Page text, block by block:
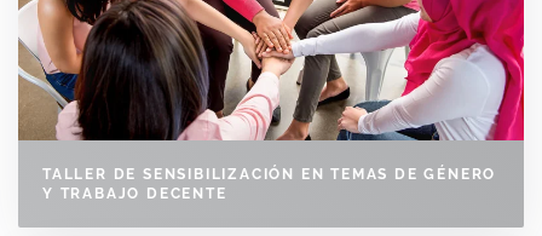
TALLER DE SENSIBILIZACIÓN EN TEMAS DE GÉNERO
Y TRABAJO DECENTE